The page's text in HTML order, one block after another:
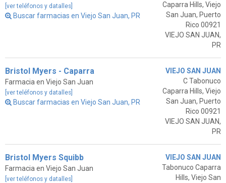
[ver teléfonos y datalles]
Buscar farmacias en Viejo San Juan, PR
Caparra Hills, Viejo
San Juan, Puerto
Rico 00921
VIEJO SAN JUAN,
PR
Bristol Myers - Caparra
Farmacia en Viejo San Juan
[ver teléfonos y datalles]
Buscar farmacias en Viejo San Juan, PR
VIEJO SAN JUAN
C Tabonuco
Caparra Hills, Viejo
San Juan, Puerto
Rico 00921
VIEJO SAN JUAN,
PR
Bristol Myers Squibb
Farmacia en Viejo San Juan
[ver teléfonos y datalles]
VIEJO SAN JUAN
Tabonuco Caparra
Hills, Viejo San